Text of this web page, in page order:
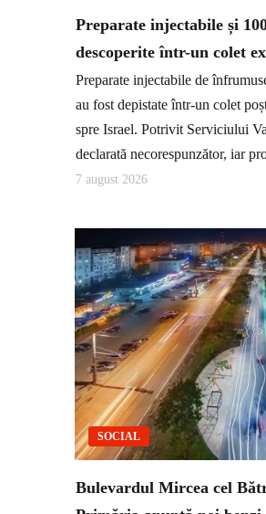
Preparate injectabile și
descoperite într-un colet
Preparate injectabile de
au fost depistate într-un colet
spre Israel. Potrivit Serviciului
declarată necorespunzător, iar
7 august 2026
SOCIAL
Bulevardul Mircea cel